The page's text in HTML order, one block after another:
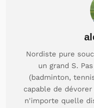
Nordiste pure
un grand S.
(badminton,
capable de
n'importe quelle